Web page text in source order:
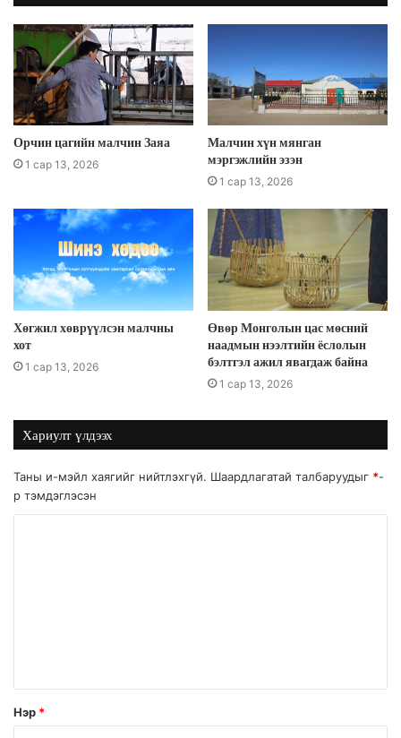
Орчин цагийн малчин Заяа
1 сар 13, 2026
Малчин хүн мянган
мэргэжлийн эзэн
1 сар 13, 2026
Хөгжил хөврүүлсэн малчны
хот
1 сар 13, 2026
Өвөр Монголын цас мөсний
наадмын нээлтийн ёслолын
бэлтгэл ажил явагдаж байна
1 сар 13, 2026
Хариулт үлдээх
Таны и-мэйл хаягийг нийтлэхгүй. Шаардлагатай талбаруудыг *-
р тэмдэглэсэн
Нэр *